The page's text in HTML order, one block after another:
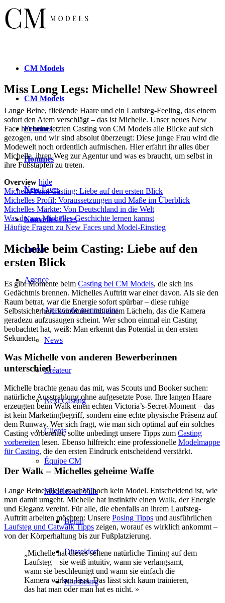
CM Models
CM Models
Femmes
Hommes
NewFaces
NouvellesFaces
Curvé
Agence
Agence de mannequins
News
Créateur
Next Casting
Clients
Équipe CM
Modèles en Ville
Berlin
Düsseldorf
Hambourg
Miss Long Legs: Michelle! New Showreel
Lange Beine, fließende Haare und ein Laufsteg-Feeling, das einem
sofort den Atem verschlägt – das ist Michelle. Unser neues New
Face hat beim letzten Casting von CM Models alle Blicke auf sich
gezogen, und wir sind absolut überzeugt: Diese junge Frau wird die
Modewelt noch ordentlich aufmischen. Hier erfahrt ihr alles über
Michelle, ihren Weg zur Agentur und was es braucht, um selbst in
ihre Fußstapfen zu treten.
Overview hide
Michelle beim Casting: Liebe auf den ersten Blick
Michelles Profil: Voraussetzungen und Maße im Überblick
Michelles Märkte: Von Deutschland in die Welt
Was du aus Michelles Geschichte lernen kannst
Häufige Fragen zu New Faces und Model-Einstieg
Michelle beim Casting: Liebe auf den
ersten Blick
Es gibt Momente beim Casting bei CM Models, die sich ins
Gedächtnis brennen. Michelles Auftritt war einer davon. Als sie den
Raum betrat, war die Energie sofort spürbar – diese ruhige
Selbstsicherheit, kombiniert mit einem Lächeln, das die Kamera
geradezu aufzusaugen scheint. Wer schon einmal ein Casting
beobachtet hat, weiß: Man erkennt das Potential in den ersten
Sekunden.
Was Michelle von anderen Bewerberinnen
unterschied
Michelle brachte genau das mit, was Scouts und Booker suchen:
natürliche Ausstrahlung ohne aufgesetzte Pose. Ihre langen Haare
erzeugten beim Walk einen echten Victoria’s-Secret-Moment – das
ist kein Marketingbegriff, sondern eine echte physische Präsenz auf
dem Runway. Wer sich fragt, wie man sich optimal auf ein solches
Casting vorbereitet, sollte unbedingt unsere Tipps zum Casting
vorbereiten lesen. Ebenso hilfreich: eine professionelle Modelmappe
für Casting, die den ersten Eindruck entscheidend verstärkt.
Der Walk – Michelles geheime Waffe
Lange Beine allein machen noch kein Model. Entscheidend ist, wie
man damit umgeht. Michelle hat instinktiv einen Walk, der Energie
und Eleganz vereint. Für alle, die ebenfalls an ihrem Laufsteg-
Auftritt arbeiten möchten: Unsere Posing Tipps und ausführlichen
Laufsteg und Catwalk Tipps zeigen, worauf es wirklich ankommt –
von der Körperhaltung bis zur Fußplatzierung.
„Michelle hat dieses seltene natürliche Timing auf dem
Laufsteg – sie weiß intuitiv, wann sie verlangsamt,
wann sie beschleunigt und wann sie einfach die
Kamera wirken lässt. Das lässt sich kaum trainieren,
das hat man oder man hat es nicht. »